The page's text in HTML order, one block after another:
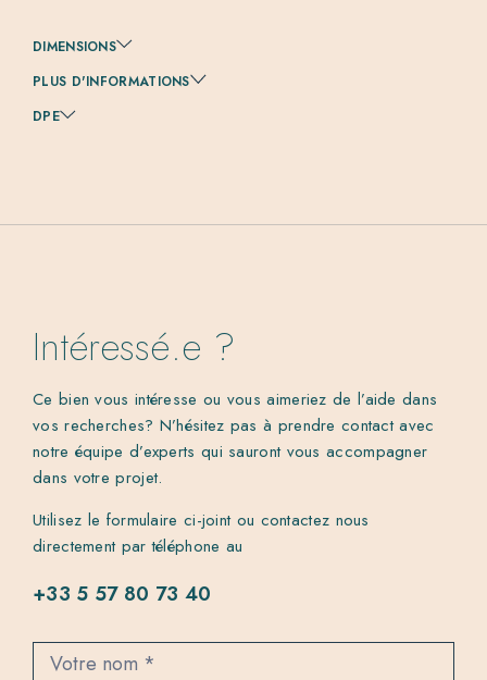
DIMENSIONS
PLUS D'INFORMATIONS
DPE
Intéressé.e ?
Ce bien vous intéresse ou vous aimeriez de l’aide dans
vos recherches? N’hésitez pas à prendre contact avec
notre équipe d’experts qui sauront vous accompagner
dans votre projet.
Utilisez le formulaire ci-joint ou contactez nous
directement par téléphone au
+33 5 57 80 73 40
C